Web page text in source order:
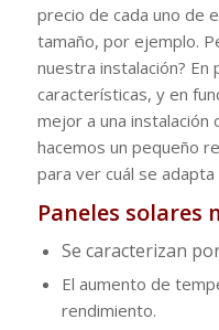
precio de cada uno de
tamaño, por ejemplo.
nuestra instalación? En
características, y en
mejor a una
hacemos un pequeño
para ver cuál se
Paneles solares
Se caracterizan
El aumento de
rendimiento.